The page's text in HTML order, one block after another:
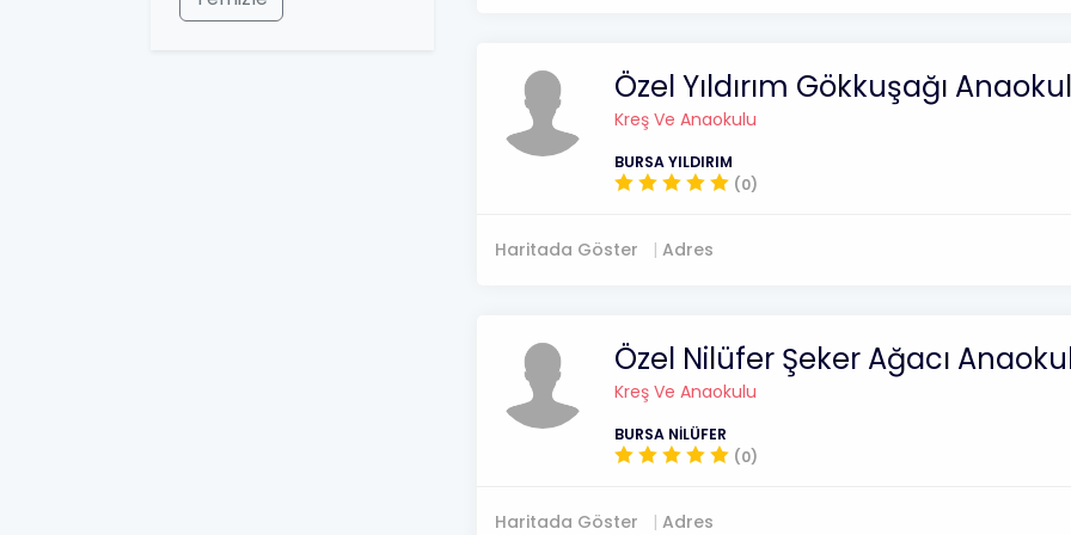
Özel Yıldırım Gökkuşağı
Kreş Ve Anaokulu
BURSA YILDIRIM
(0)
Haritada Göster Adres
Özel Nilüfer Şeker Ağacı
Kreş Ve Anaokulu
BURSA NİLÜFER
(0)
Haritada Göster Adres